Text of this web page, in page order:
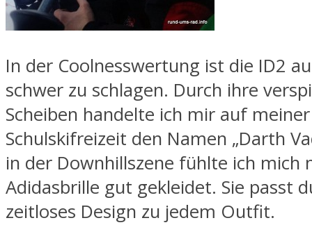
In der Coolnesswertung ist die ID2
schwer zu schlagen. Durch ihre
Scheiben handelte ich mir auf meiner
Schulskifreizeit den Namen „Darth
in der Downhillszene fühlte ich mich
Adidasbrille gut gekleidet. Sie passt
zeitloses Design zu jedem Outfit.